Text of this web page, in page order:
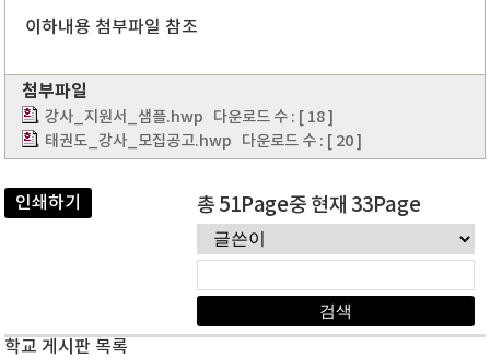
이하내용 첨부파일 참조
첨부파일
강사_지원서_샘플.hwp 다운로드 수 : [ 18 ]
태권도_강사_모집공고.hwp 다운로드 수 : [ 20 ]
인쇄하기 총 51Page중 현재 33Page
학교 게시판 목록